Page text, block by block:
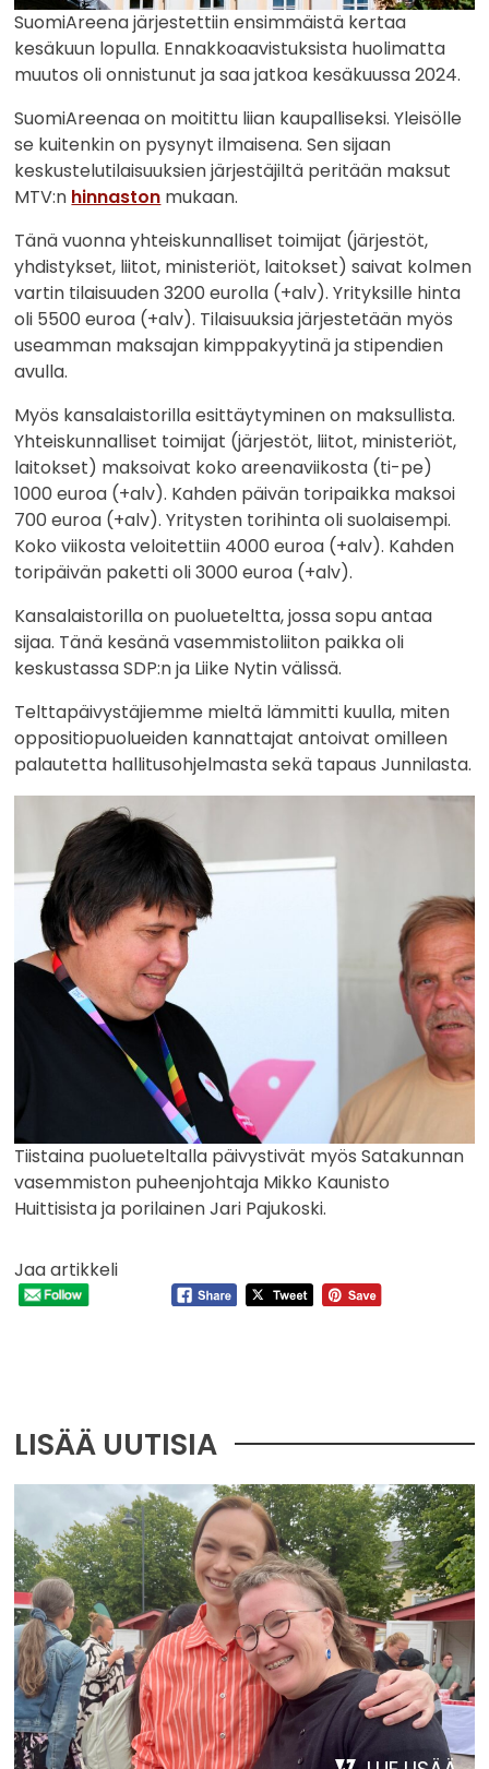
SuomiAreena järjestettiin ensimmäistä kertaa
kesäkuun lopulla. Ennakkoaavistuksista huolimatta
muutos oli onnistunut ja saa jatkoa kesäkuussa 2024.
SuomiAreenaa on moitittu liian kaupalliseksi. Yleisölle
se kuitenkin on pysynyt ilmaisena. Sen sijaan
keskustelutilaisuuksien järjestäjiltä peritään maksut
MTV:n hinnaston mukaan.
Tänä vuonna yhteiskunnalliset toimijat (järjestöt,
yhdistykset, liitot, ministeriöt, laitokset) saivat kolmen
vartin tilaisuuden 3200 eurolla (+alv). Yrityksille hinta
oli 5500 euroa (+alv). Tilaisuuksia järjestetään myös
useamman maksajan kimppakyytinä ja stipendien
avulla.
Myös kansalaistorilla esittäytyminen on maksullista.
Yhteiskunnalliset toimijat (järjestöt, liitot, ministeriöt,
laitokset) maksoivat koko areenaviikosta (ti-pe)
1000 euroa (+alv). Kahden päivän toripaikka maksoi
700 euroa (+alv). Yritysten torihinta oli suolaisempi.
Koko viikosta veloitettiin 4000 euroa (+alv). Kahden
toripäivän paketti oli 3000 euroa (+alv).
Kansalaistorilla on puolueteltta, jossa sopu antaa
sijaa. Tänä kesänä vasemmistoliiton paikka oli
keskustassa SDP:n ja Liike Nytin välissä.
Telttapäivystäjiemme mieltä lämmitti kuulla, miten
oppositiopuolueiden kannattajat antoivat omilleen
palautetta hallitusohjelmasta sekä tapaus Junnilasta.
Tiistaina puolueteltalla päivystivät myös Satakunnan
vasemmiston puheenjohtaja Mikko Kaunisto
Huittisista ja porilainen Jari Pajukoski.
Jaa artikkeli
LISÄÄ UUTISIA